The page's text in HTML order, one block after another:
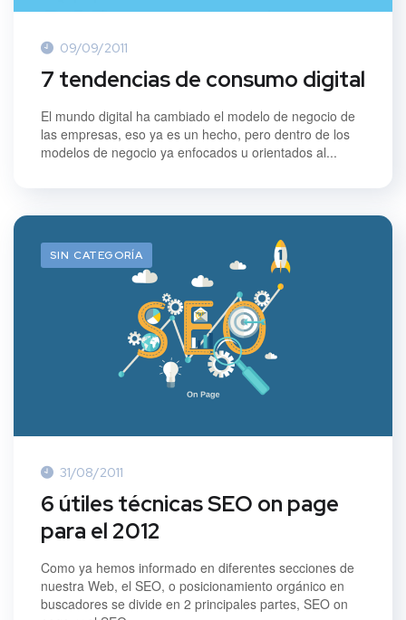
09/09/2011
7 tendencias de consumo digital
El mundo digital ha cambiado el modelo de negocio de
las empresas, eso ya es un hecho, pero dentro de los
modelos de negocio ya enfocados u orientados al...
SIN CATEGORÍA
31/08/2011
6 útiles técnicas SEO on page
para el 2012
Como ya hemos informado en diferentes secciones de
nuestra Web, el SEO, o posicionamiento orgánico en
buscadores se divide en 2 principales partes, SEO on